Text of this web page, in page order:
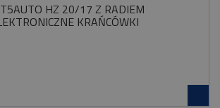
HZ 20/17 Z RADIEM
KRAŃCÓWKI